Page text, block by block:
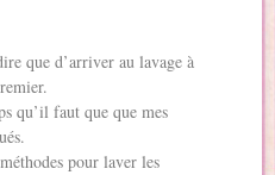
que d’arriver au lavage à
qu’il faut que que mes
pour laver les